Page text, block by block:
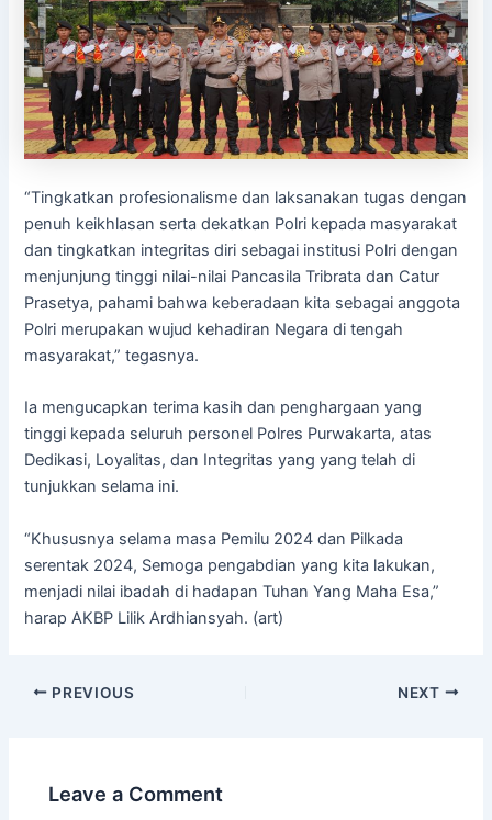
“Tingkatkan profesionalisme dan laksanakan tugas dengan
penuh keikhlasan serta dekatkan Polri kepada masyarakat
dan tingkatkan integritas diri sebagai institusi Polri dengan
menjunjung tinggi nilai-nilai Pancasila Tribrata dan Catur
Prasetya, pahami bahwa keberadaan kita sebagai anggota
Polri merupakan wujud kehadiran Negara di tengah
masyarakat,” tegasnya.
Ia mengucapkan terima kasih dan penghargaan yang
tinggi kepada seluruh personel Polres Purwakarta, atas
Dedikasi, Loyalitas, dan Integritas yang yang telah di
tunjukkan selama ini.
“Khususnya selama masa Pemilu 2024 dan Pilkada
serentak 2024, Semoga pengabdian yang kita lakukan,
menjadi nilai ibadah di hadapan Tuhan Yang Maha Esa,”
harap AKBP Lilik Ardhiansyah. (art)
PREVIOUS NEXT
Leave a Comment